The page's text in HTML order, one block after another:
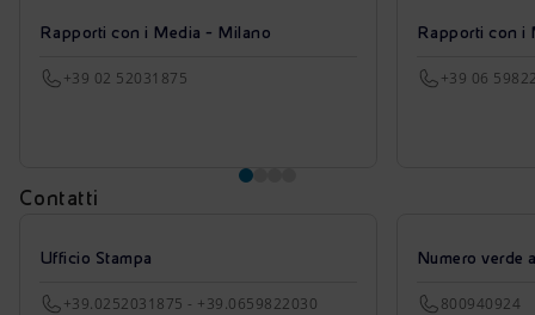
Rapporti con i Media - Milano
+39 02 52031875
Rapporti con i
+39 06
Contatti
Ufficio Stampa
+39.0252031875 - +39.0659822030
Numero verde
800940924